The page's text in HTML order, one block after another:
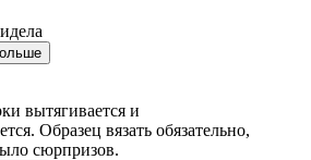
вытягивается и
Образец вязать обязательно,
сюрпризов.